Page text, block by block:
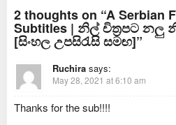
2 thoughts on “A Serbian
Subtitles | නිල් චිත්‍රපට නලු
[සිංහල උපසිරැසි සමඟ]”
Ruchira says:
May 28, 2021 at 6:10 am
Thanks for the sub!!!!